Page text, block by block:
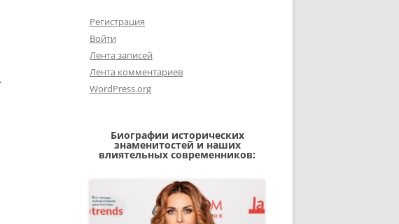
Регистрация
Войти
Лента записей
Лента комментариев
WordPress.org
Биографии исторических
знаменитостей и наших
влиятельных современников: